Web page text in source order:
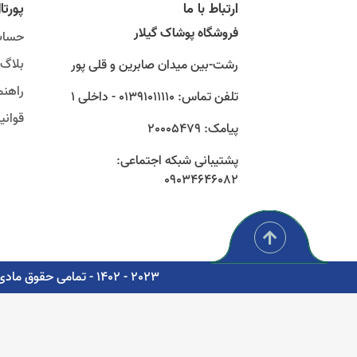
ارتباط با ما
فروشگاه پوشاک گیلار
رشت-بین میدان صابرین و قلی پور
تلفن تماس: 01391011110 - داخلی 1
پیامک: 20005479
پشتیبانی شبکه اجتماعی:
09034646082
بلاگ
2023 - 1402 - تمامی حقوق مادی و معنوی برای شرکت پوشاک سبز گستر گیلار محفوظ است. - مشاوره، پشتیبانی و طراحی اتوماسیون دیجیتال: